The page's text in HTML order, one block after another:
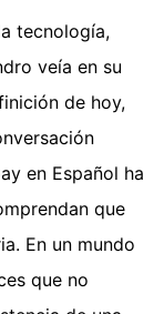
tecnología,
veía en su
de hoy,
en Español ha
que
En un mundo
que no